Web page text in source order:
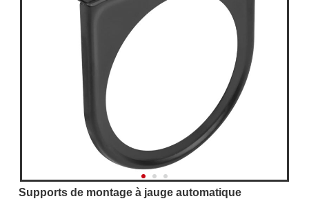
Supports de montage à jauge automatique